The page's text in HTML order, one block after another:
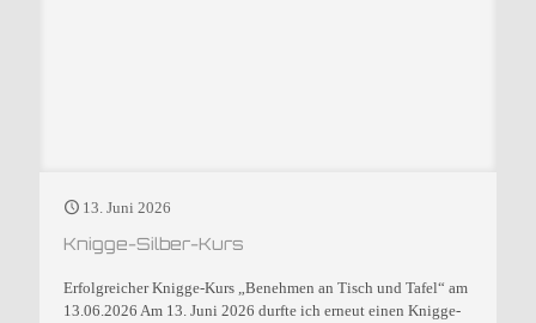
13. Juni 2026
Knigge-Silber-Kurs
Erfolgreicher Knigge-Kurs „Benehmen an Tisch und Tafel“ am
13.06.2026 Am 13. Juni 2026 durfte ich erneut einen Knigge-